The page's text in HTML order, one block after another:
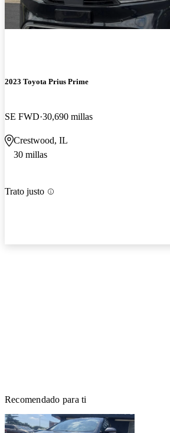
2023 Toyota Prius Prime
SE FWD 30,690 millas
Crestwood, IL
30 millas
Trato justo
Recomendado para ti